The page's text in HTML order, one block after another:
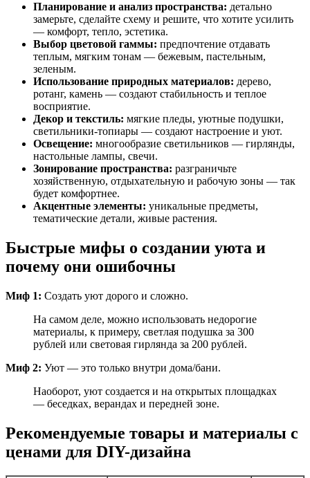
Планирование и анализ пространства: детально
замерьте, сделайте схему и решите, что хотите усилить
— комфорт, тепло, эстетика.
Выбор цветовой гаммы: предпочтение отдавать
теплым, мягким тонам — бежевым, пастельным,
зеленым.
Использование природных материалов: дерево,
ротанг, камень — создают стабильность и теплое
восприятие.
Декор и текстиль: мягкие пледы, уютные подушки,
светильники-топиары — создают настроение и уют.
Освещение: многообразие светильников — гирлянды,
настольные лампы, свечи.
Зонирование пространства: разграничьте
хозяйственную, отдыхательную и рабочую зоны — так
будет комфортнее.
Акцентные элементы: уникальные предметы,
тематические детали, живые растения.
Быстрые мифы о создании уюта и
почему они ошибочны
Миф 1: Создать уют дорого и сложно.
На самом деле, можно использовать недорогие
материалы, к примеру, светлая подушка за 300
рублей или световая гирлянда за 200 рублей.
Миф 2: Уют — это только внутри дома/бани.
Наоборот, уют создается и на открытых площадках
— беседках, верандах и передней зоне.
Рекомендуемые товары и материалы с
ценами для DIY-дизайна